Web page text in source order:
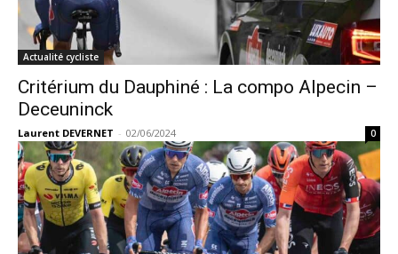
Actualité cycliste
Critérium du Dauphiné : La compo Alpecin –
Deceuninck
Laurent DEVERNET - 02/06/2024 0